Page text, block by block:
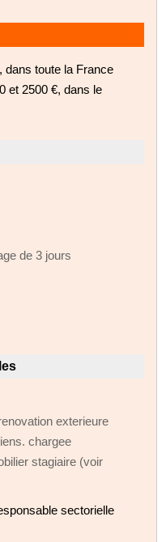
dans toute la France
et 2500 €, dans le
de 3 jours
exterieure
chargee
stagiaire (voir
sectorielle